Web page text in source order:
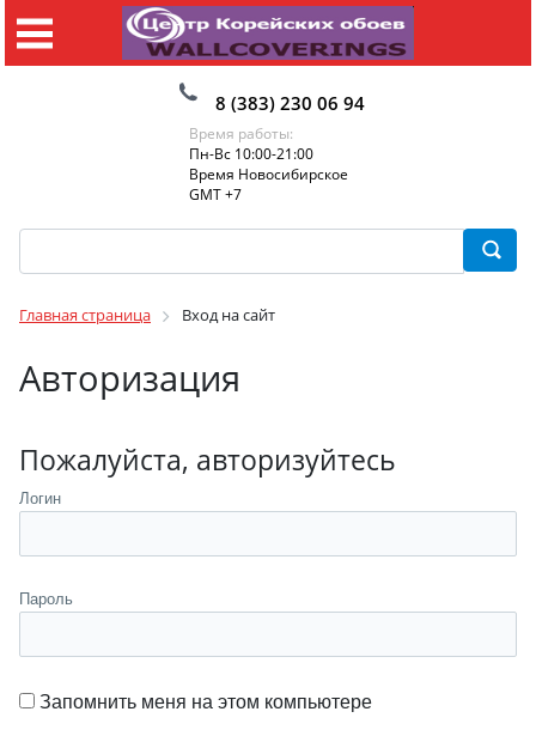
8 (383) 230 06 94
Время работы:
Пн-Вс 10:00-21:00
Время Новосибирское
GMT +7
Главная страница Вход на сайт
Авторизация
Пожалуйста, авторизуйтесь
Логин
Пароль
Запомнить меня на этом компьютере